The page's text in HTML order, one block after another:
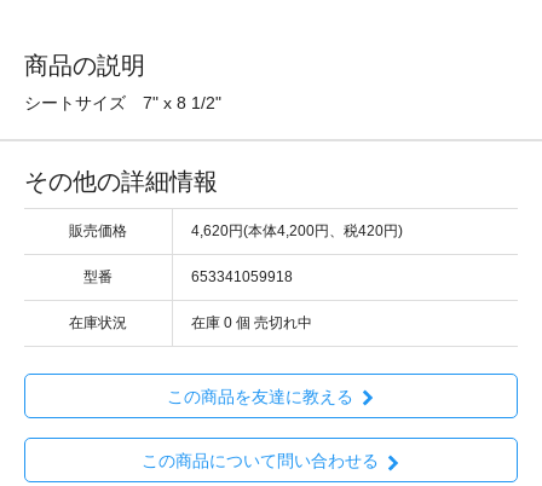
商品の説明
シートサイズ 7" x 8 1/2"
その他の詳細情報
販売価格 4,620円(本体4,200円、税420円)
型番 653341059918
在庫状況 在庫 0 個 売切れ中
この商品を友達に教える
この商品について問い合わせる